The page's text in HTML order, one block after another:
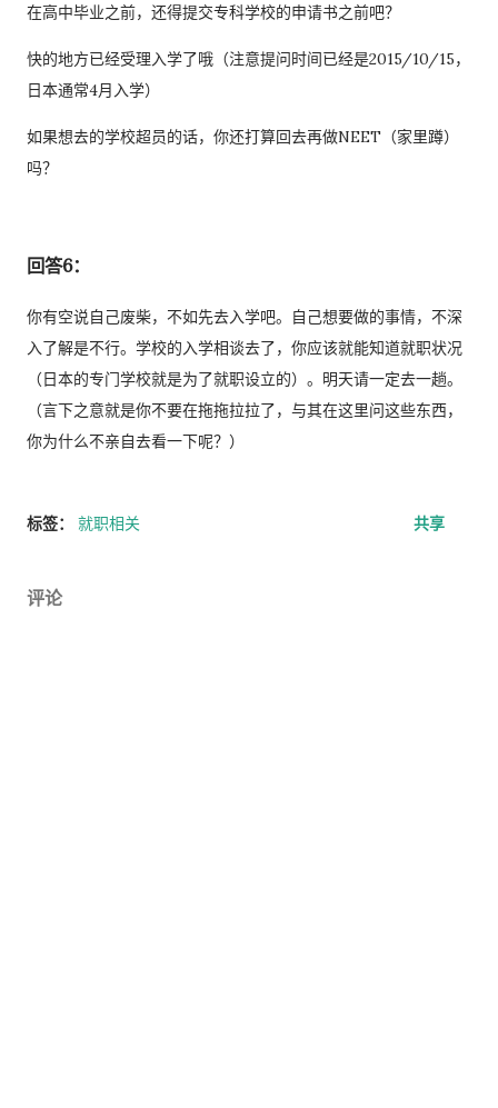
在高中毕业之前，还得提交专科学校的申请书之前吧？
快的地方已经受理入学了哦（注意提问时间已经是2015/10/15，
日本通常4月入学）
如果想去的学校超员的话，你还打算回去再做NEET（家里蹲）
吗？
回答6：
你有空说自己废柴，不如先去入学吧。自己想要做的事情，不深
入了解是不行。学校的入学相谈去了，你应该就能知道就职状况
（日本的专门学校就是为了就职设立的）。明天请一定去一趟。
（言下之意就是你不要在拖拖拉拉了，与其在这里问这些东西，
你为什么不亲自去看一下呢？）
标签： 就职相关 共享
评论